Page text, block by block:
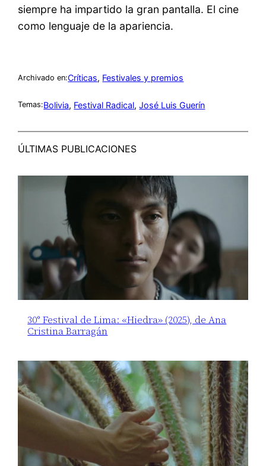
siempre ha impartido la gran pantalla. El cine
como lenguaje de la apariencia.
Archivado en:Críticas, Festivales y premios
Temas:Bolivia, Festival Radical, José Luis Guerín
ÚLTIMAS PUBLICACIONES
30° Festival de Lima: «Hiedra» (2025), de Ana
Cristina Barragán